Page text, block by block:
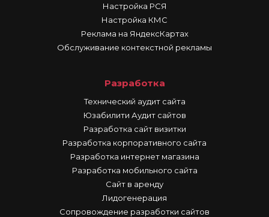
Настройка РСЯ
Настройка КМС
Реклама на ЯндексКартах
Обслуживание контекстной рекламы
Разработка
Технический аудит сайта
Юзабилити Аудит сайтов
Разработка сайт визитки
Разработка корпоративного сайта
Разработка интернет магазина
Разработка мобильного сайта
Сайт в аренду
Лидогенерация
Сопровождение разработки сайтов